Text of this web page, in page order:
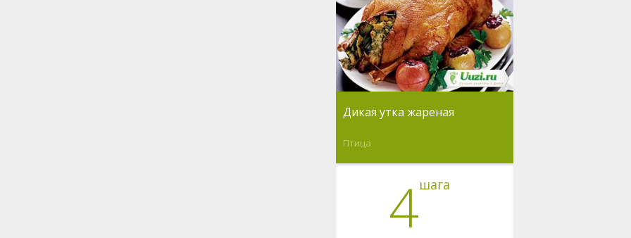
Дикая утка жареная
Птица
4шага